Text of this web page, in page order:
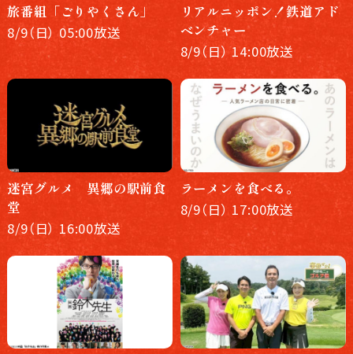
旅番組「ごりやくさん」
8/9（日） 05:00放送
リアルニッポン！鉄道アド
ベンチャー
8/9（日） 14:00放送
迷宮グルメ 異郷の駅前食
堂
8/9（日） 16:00放送
ラーメンを食べる。
8/9（日） 17:00放送